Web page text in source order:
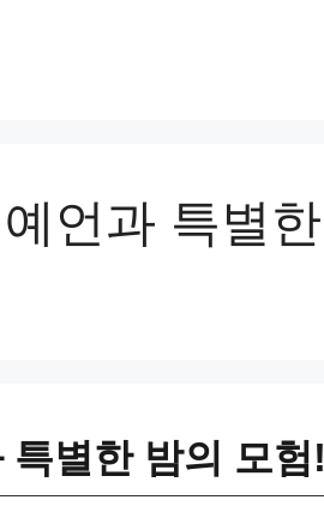
언과 특별한
별한 밤의 모험!